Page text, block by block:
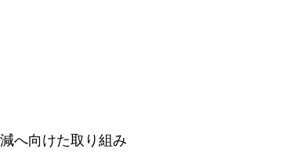
へ向けた取り組み